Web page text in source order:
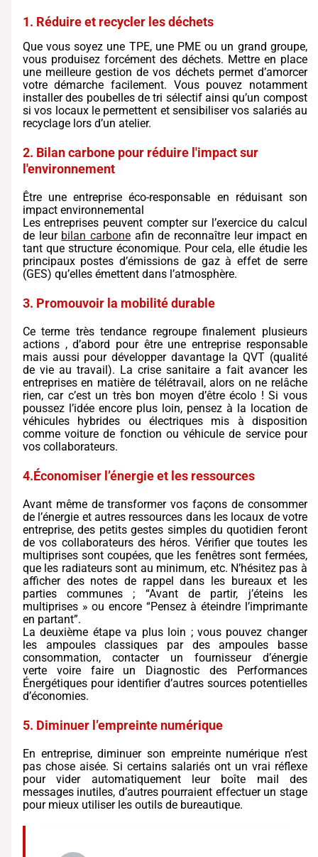
1. Réduire et recycler les déchets
Que vous soyez une TPE, une PME ou un grand groupe,
vous produisez forcément des déchets. Mettre en place
une meilleure gestion de vos déchets permet d’amorcer
votre démarche facilement. Vous pouvez notamment
installer des poubelles de tri sélectif ainsi qu’un compost
si vos locaux le permettent et sensibiliser vos salariés au
recyclage lors d’un atelier.
2. Bilan carbone pour réduire l'impact sur
l'environnement
Être une entreprise éco-responsable en réduisant son
impact environnemental
Les entreprises peuvent compter sur l’exercice du calcul
de leur bilan carboneafin de reconnaître leur impact en
tant que structure économique. Pour cela, elle étudie les
principaux postes d’émissions de gaz à effet de serre
(GES) qu’elles émettent dans l’atmosphère.
3. Promouvoir la mobilité durable
Ce terme très tendance regroupe finalement plusieurs
actions , d’abord pour être une entreprise responsable
mais aussi pour développer davantage la QVT (qualité
de vie au travail). La crise sanitaire a fait avancer les
entreprises en matière de télétravail, alors on ne relâche
rien, car c’est un très bon moyen d’être écolo ! Si vous
poussez l’idée encore plus loin, pensez à la location de
véhicules hybrides ou électriques mis à disposition
comme voiture de fonction ou véhicule de service pour
vos collaborateurs.
4.Économiser l’énergie et les ressources
Avant même de transformer vos façons de consommer
de l’énergie et autres ressources dans les locaux de votre
entreprise, des petits gestes simples du quotidien feront
de vos collaborateurs des héros. Vérifier que toutes les
multiprises sont coupées, que les fenêtres sont fermées,
que les radiateurs sont au minimum, etc. N’hésitez pas à
afficher des notes de rappel dans les bureaux et les
parties communes ; “Avant de partir, j’éteins les
multiprises » ou encore “Pensez à éteindre l’imprimante
en partant”.
La deuxième étape va plus loin ; vous pouvez changer
les ampoules classiques par des ampoules basse
consommation, contacter un fournisseur d’énergie
verte voire faire un Diagnostic des Performances
Énergétiques pour identifier d’autres sources potentielles
d’économies.
5. Diminuer l’empreinte numérique
En entreprise, diminuer son empreinte numérique n’est
pas chose aisée. Si certains salariés ont un vrai réflexe
pour vider automatiquement leur boîte mail des
messages inutiles, d’autres pourraient effectuer un stage
pour mieux utiliser les outils de bureautique.